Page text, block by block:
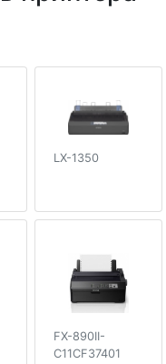
LX-1350
FX-890II-
C11CF37401